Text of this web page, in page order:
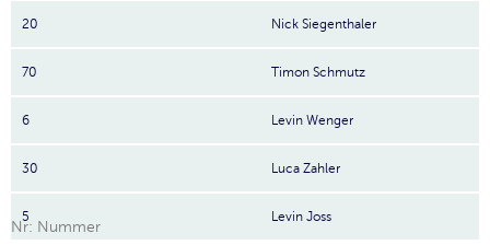
20 Nick Siegenthaler
70 Timon Schmutz
6 Levin Wenger
30 Luca Zahler
5 Levin Joss
Nr: Nummer